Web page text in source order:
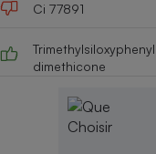
Ci 77891
Trimethylsiloxyphenyl
dimethicone